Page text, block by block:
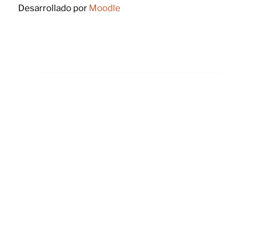
Desarrollado por Moodle